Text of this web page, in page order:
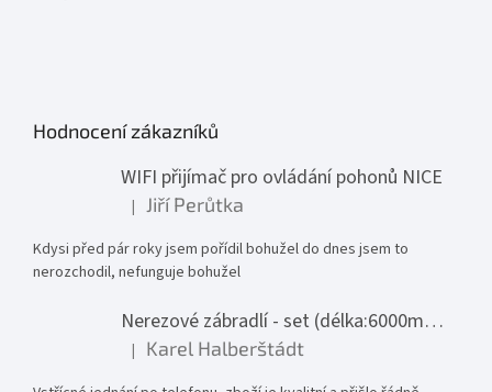
Hodnocení zákazníků
WIFI přijímač pro ovládání pohonů NICE
Hodnocení produktu je 1 z 5 hvězdiček.
| Jiří Perůtka
Kdysi před pár roky jsem pořídil bohužel do dnes jsem to
nerozchodil, nefunguje bohužel
Nerezové zábradlí - set (délka:6000mm x výška:1000mm)
Hodnocení produktu je 5 z 5 hvězdiček.
| Karel Halberštádt